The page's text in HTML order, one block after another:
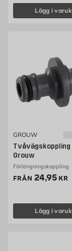
Lägg i
GROUW
Grouw
Förlängningskoppling
FRÅN Pris
24,95 KR
Lägg i